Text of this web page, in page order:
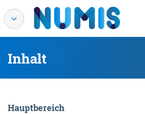
Inhalt
Hauptbereich